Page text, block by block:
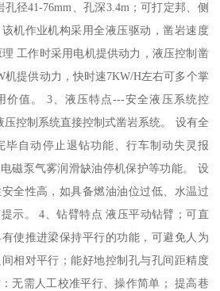
径41-76mm、孔深3.4m；可打定邦、侧
机作业机构采用全液压驱动，凿岩速度
工作时采用电机提供动力，液压控制凿
机提供动力，快时速7KW/H左右可多个掌
价值。 3、液压特点---安全液压系统控
控制系统直接控制式凿岩系统。 设有全
毕自动停止退钻功能、行车制动失灵报
磁泵气雾润滑缺油停机保护等功能。 设
全性高，如具备燃油油位过低、水温过
示。 4、钻臂特点 液压平动钻臂；可直
使推进梁保持平行的功能，可避免人为
相对平行；能好地控制孔与孔间距精度
无需人工校准平行、操作简单； 提高巷